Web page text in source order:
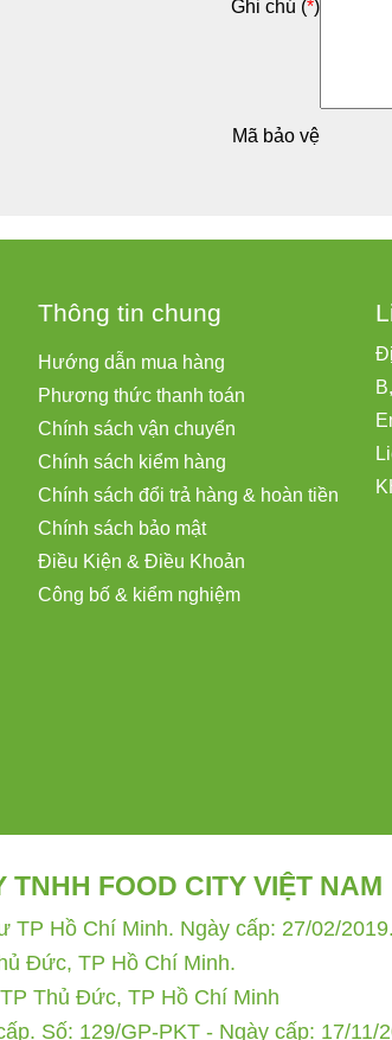
Ghi chú (*)
Mã bảo vệ
Thông tin chung
Hướng dẫn mua hàng
Phương thức thanh toán
Chính sách vận chuyển
Chính sách kiểm hàng
Chính sách đổi trả hàng & hoàn tiền
Chính sách bảo mật
Điều Kiện & Điều Khoản
Công bố & kiểm nghiệm
TNHH FOOD CITY VIỆT NAM
Hồ Chí Minh. Ngày cấp: 27/02/
Đức, TP Hồ Chí Minh.
Thủ Đức, TP Hồ Chí Minh
Số: 129/GP-PKT - Ngày cấp: 17/11/